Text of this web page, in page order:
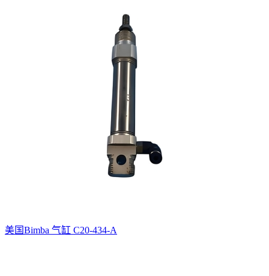
美国Bimba 气缸 C20-434-A